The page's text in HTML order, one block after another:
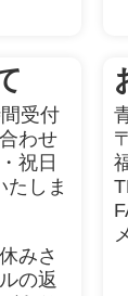
受付
わせ
祝日
たしま
みさ
の返